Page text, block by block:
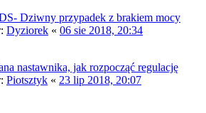
Dziwny przypadek z brakiem mocy
Dyziorek « 06 sie 2018, 20:34
nastawnika, jak rozpocząć regulację
Piotsztyk « 23 lip 2018, 20:07